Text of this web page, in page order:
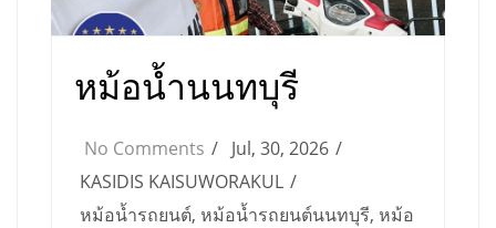
หม้อน้ำนนทบุรี
No Comments
Jul, 30, 2026
KASIDIS KAISUWORAKUL
หม้อน้ำรถยนต์, หม้อน้ำรถยนต์นนทบุรี, หม้อ